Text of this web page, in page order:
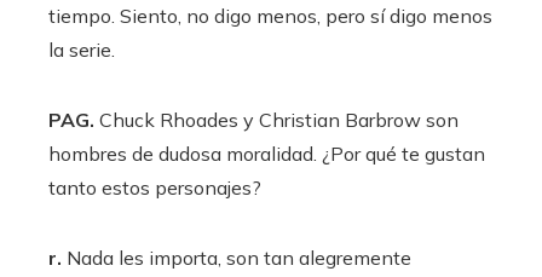
tiempo. Siento, no digo menos, pero sí digo menos
la serie.
PAG. Chuck Rhoades y Christian Barbrow son
hombres de dudosa moralidad. ¿Por qué te gustan
tanto estos personajes?
r. Nada les importa, son tan alegremente